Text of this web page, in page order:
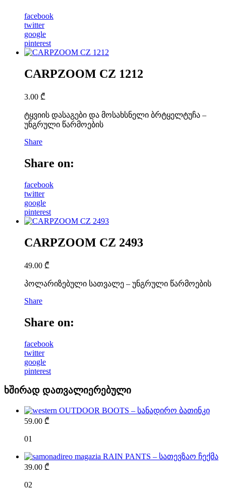
facebook
twitter
google
pinterest
CARPZOOM CZ 1212
3.00 ₾
ტყვიის დასაგები და მოსახსნელი ბრტყელტუჩა –
უნგრული წარმოების
Share
Share on:
facebook
twitter
google
pinterest
CARPZOOM CZ 2493
49.00 ₾
პოლარიზებული სათვალე – უნგრული წარმოების
Share
Share on:
facebook
twitter
google
pinterest
ხშირად დათვალიერებული
OUTDOOR BOOTS – სანადირო ბათინკი
59.00 ₾
01
RAIN PANTS – სათევზაო ჩექმა
39.00 ₾
02